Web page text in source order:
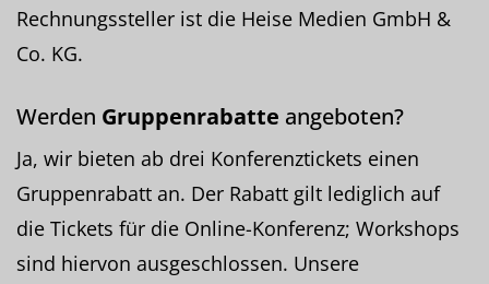
Rechnungssteller ist die Heise Medien GmbH &
Co. KG.
Werden Gruppenrabatte angeboten?
Ja, wir bieten ab drei Konferenztickets einen
Gruppenrabatt an. Der Rabatt gilt lediglich auf
die Tickets für die Online-Konferenz; Workshops
sind hiervon ausgeschlossen. Unsere